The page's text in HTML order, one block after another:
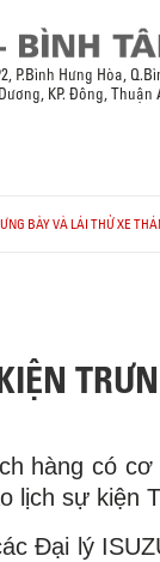
P.Bình Hưng Hòa,
KP. Đông, Thuận
BÀY VÀ LÁI THỬ XE
hàng có
lịch sự kiện
Đại lý